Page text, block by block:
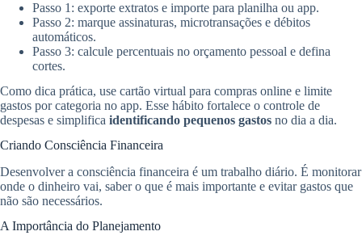
Passo 1: exporte extratos e importe para planilha ou app.
Passo 2: marque assinaturas, microtransações e débitos
automáticos.
Passo 3: calcule percentuais no orçamento pessoal e defina
cortes.
Como dica prática, use cartão virtual para compras online e limite
gastos por categoria no app. Esse hábito fortalece o controle de
despesas e simplifica identificando pequenos gastos no dia a dia.
Criando Consciência Financeira
Desenvolver a consciência financeira é um trabalho diário. É monitorar
onde o dinheiro vai, saber o que é mais importante e evitar gastos que
não são necessários.
A Importância do Planejamento